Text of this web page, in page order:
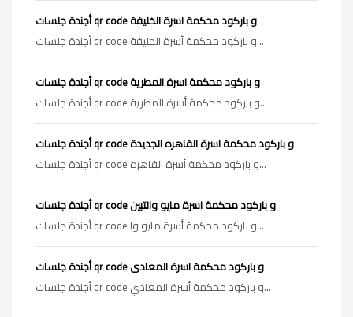
أجندة جلسات qr code و باركود محكمة اسرة الخليفة
أجندة جلسات qr code و باركود محكمة أسرة الخليفة...
أجندة جلسات qr code و باركود محكمة اسرة المطرية
أجندة جلسات qr code و باركود محكمة أسرة المطرية...
أجندة جلسات qr code و باركود محكمة اسرة القاهره الجديدة
أجندة جلسات qr code و باركود محكمة أسرة القاهره...
أجندة جلسات qr code و باركود محكمة اسرة مايو والتبين
أجندة جلسات qr code و باركود محكمة أسرة مايو وا...
أجندة جلسات qr code و باركود محكمة اسرة المعادى
أجندة جلسات qr code و باركود محكمة أسرة المعادي...